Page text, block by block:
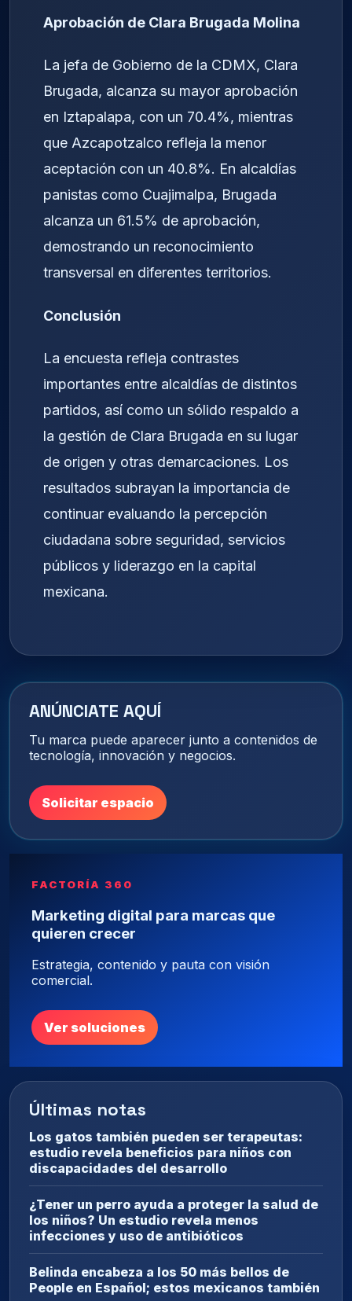
Aprobación de Clara Brugada Molina
La jefa de Gobierno de la CDMX, Clara
Brugada, alcanza su mayor aprobación
en Iztapalapa, con un 70.4%, mientras
que Azcapotzalco refleja la menor
aceptación con un 40.8%. En alcaldías
panistas como Cuajimalpa, Brugada
alcanza un 61.5% de aprobación,
demostrando un reconocimiento
transversal en diferentes territorios.
Conclusión
La encuesta refleja contrastes
importantes entre alcaldías de distintos
partidos, así como un sólido respaldo a
la gestión de Clara Brugada en su lugar
de origen y otras demarcaciones. Los
resultados subrayan la importancia de
continuar evaluando la percepción
ciudadana sobre seguridad, servicios
públicos y liderazgo en la capital
mexicana.
ANÚNCIATE AQUÍ
Tu marca puede aparecer junto a contenidos de
tecnología, innovación y negocios.
Solicitar espacio
FACTORÍA 360
Marketing digital para marcas que
quieren crecer
Estrategia, contenido y pauta con visión
comercial.
Ver soluciones
Últimas notas
Los gatos también pueden ser terapeutas:
estudio revela beneficios para niños con
discapacidades del desarrollo
¿Tener un perro ayuda a proteger la salud de
los niños? Un estudio revela menos
infecciones y uso de antibióticos
Belinda encabeza a los 50 más bellos de
People en Español; estos mexicanos también